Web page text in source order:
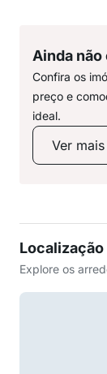
Ainda
Confira os
preço e
ideal.
Ver
Localização
Explore os